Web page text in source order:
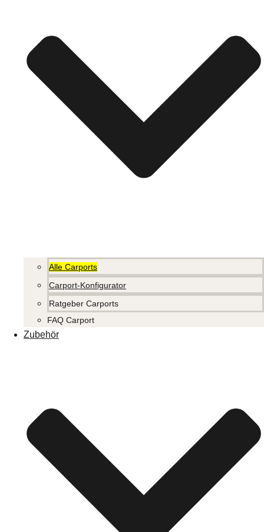
Alle Carports
Carport-Konfigurator
Ratgeber Carports
FAQ Carport
Zubehör